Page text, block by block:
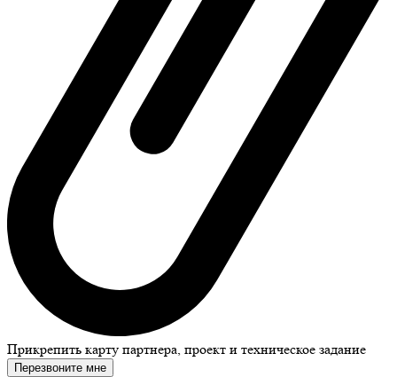
Прикрепить карту партнера, проект и техническое задание
Перезвоните мне